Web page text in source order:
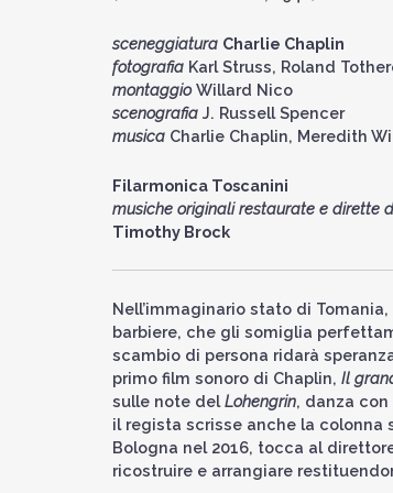
sceneggiatura Charlie Chaplin
fotografia Karl Struss, Roland
montaggioWillard Nico
scenografia J. Russell Spencer
musica Charlie Chaplin, Meredith
Filarmonica Toscanini
musiche originali restaurate e dirette
Timothy Brock
Nell’immaginario stato di
barbiere, che gli somiglia
scambio di persona ridarà
primo film sonoro di Chaplin, Il
sulle note delLohengrin, danza
il regista scrisse anche la colonna
Bologna nel 2016, tocca al
ricostruire e arrangiare